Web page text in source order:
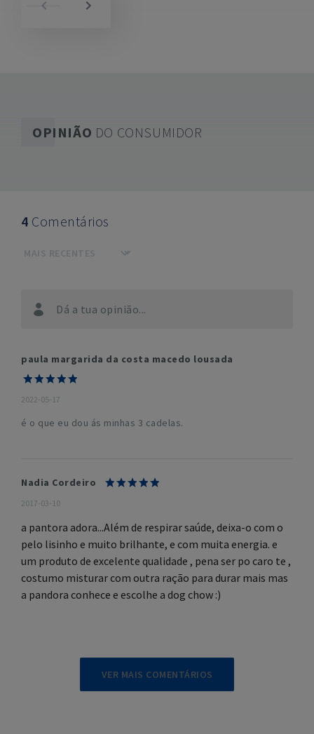
OPINIÃO DO CONSUMIDOR
Dá a tua opinião...
4 Comentários
paula margarida da costa macedo lousada
2022-05-17
é o que eu dou ás minhas 3 cadelas.
Nadia Cordeiro
2017-03-10
a pantora adora...Além de respirar saúde, deixa-o com o
pelo lisinho e muito brilhante, e com muita energia. e
um produto de excelente qualidade , pena ser po caro te ,
costumo misturar com outra ração para durar mais mas
a pandora conhece e escolhe a dog chow :)
VER MAIS COMENTÁRIOS